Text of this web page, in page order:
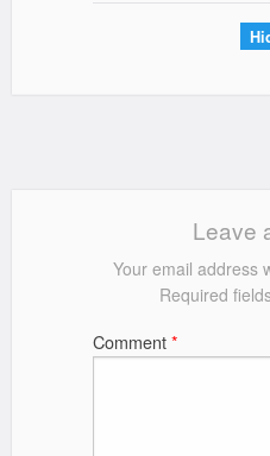
Leave
Your email address
Required
Comment*